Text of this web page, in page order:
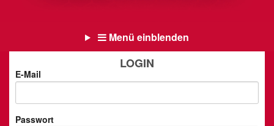
Menü einblenden
LOGIN
E-Mail
Passwort